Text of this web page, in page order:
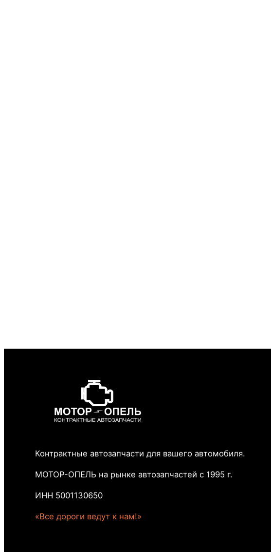
Контрактные автозапчасти для вашего автомобиля.
МОТОР-ОПЕЛЬ на рынке автозапчастей с 1995 г.
ИНН 5001130650
«Все дороги ведут к нам!»